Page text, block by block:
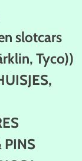
slotcars
Tyco))
PINS